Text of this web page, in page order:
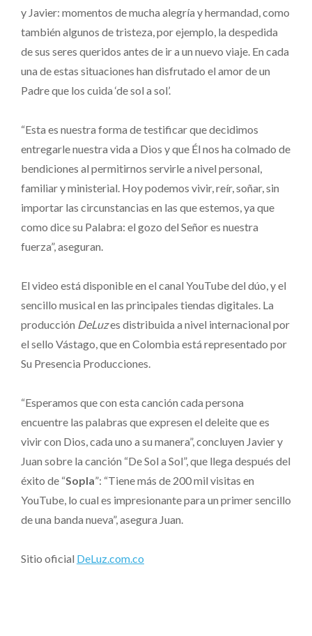
y Javier: momentos de mucha alegría y hermandad, como
también algunos de tristeza, por ejemplo, la despedida
de sus seres queridos antes de ir a un nuevo viaje. En cada
una de estas situaciones han disfrutado el amor de un
Padre que los cuida ‘de sol a sol’.
“Esta es nuestra forma de testificar que decidimos
entregarle nuestra vida a Dios y que Él nos ha colmado de
bendiciones al permitirnos servirle a nivel personal,
familiar y ministerial. Hoy podemos vivir, reír, soñar, sin
importar las circunstancias en las que estemos, ya que
como dice su Palabra: el gozo del Señor es nuestra
fuerza”, aseguran.
El video está disponible en el canal YouTube del dúo, y el
sencillo musical en las principales tiendas digitales. La
producción DeLuzes distribuida a nivel internacional por
el sello Vástago, que en Colombia está representado por
Su Presencia Producciones.
“Esperamos que con esta canción cada persona
encuentre las palabras que expresen el deleite que es
vivir con Dios, cada uno a su manera”, concluyen Javier y
Juan sobre la canción “De Sol a Sol”, que llega después del
éxito de “Sopla”: “Tiene más de 200 mil visitas en
YouTube, lo cual es impresionante para un primer sencillo
de una banda nueva”, asegura Juan.
Sitio oficial DeLuz.com.co